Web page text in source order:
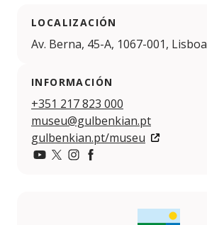
LOCALIZACIÓN
Av. Berna, 45-A, 1067-001, Lisboa
INFORMACIÓN
+351 217 823 000
museu@gulbenkian.pt
gulbenkian.pt/museu